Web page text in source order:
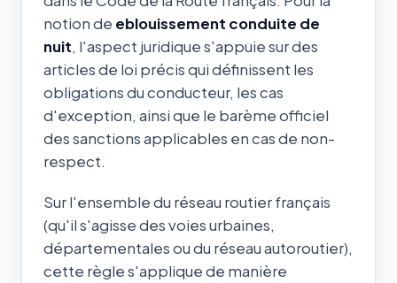
notion de eblouissement conduite de
nuit, l'aspect juridique s'appuie sur des
articles de loi précis qui définissent les
obligations du conducteur, les cas
d'exception, ainsi que le barème officiel
des sanctions applicables en cas de non-
respect.
Sur l'ensemble du réseau routier français
(qu'il s'agisse des voies urbaines,
départementales ou du réseau autoroutier),
cette règle s'applique de manière